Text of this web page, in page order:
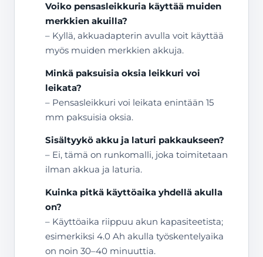
Voiko pensasleikkuria käyttää muiden
merkkien akuilla?
– Kyllä, akkuadapterin avulla voit käyttää
myös muiden merkkien akkuja.
Minkä paksuisia oksia leikkuri voi
leikata?
– Pensasleikkuri voi leikata enintään 15
mm paksuisia oksia.
Sisältyykö akku ja laturi pakkaukseen?
– Ei, tämä on runkomalli, joka toimitetaan
ilman akkua ja laturia.
Kuinka pitkä käyttöaika yhdellä akulla
on?
– Käyttöaika riippuu akun kapasiteetista;
esimerkiksi 4.0 Ah akulla työskentelyaika
on noin 30–40 minuuttia.